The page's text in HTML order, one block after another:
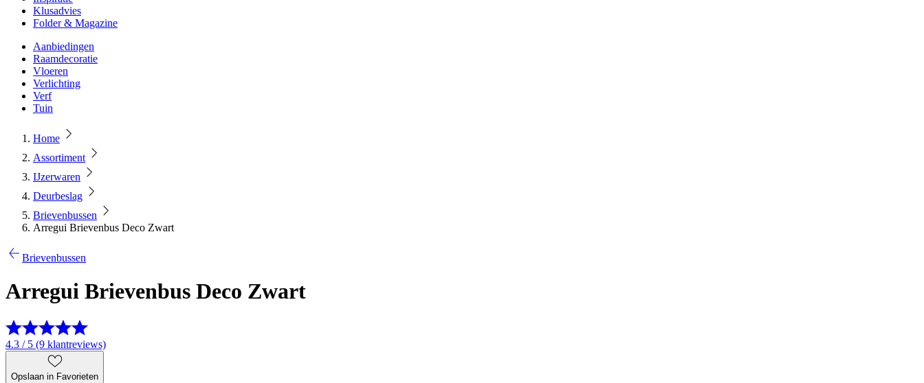
Klusadvies
Folder & Magazine
Aanbiedingen
Raamdecoratie
Vloeren
Verlichting
Verf
Tuin
Home
Assortiment
IJzerwaren
Deurbeslag
Brievenbussen
Arregui Brievenbus Deco Zwart
Brievenbussen
Arregui Brievenbus Deco Zwart
4.3 / 5 (9 klantreviews)
Opslaan in Favorieten